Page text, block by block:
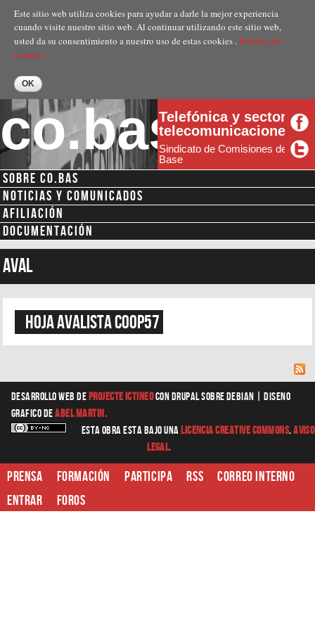
contenido
principal
Este sitio web utiliza cookies para ayudar a darle la mejor experiencia
cuando visite nuestro sitio web. Al continuar utilizando este sitio web,
usted da su consentimiento a nuestro uso de estas cookies .Politica de
cookies.
co.basTelefónica y sector
telecomunicaciones
Sindicato de Comisiones de
Base
Menú secundario
SOBRE CO.BAS
NOTICIAS Y COMUNICADOS
AFILIACIÓN
DOCUMENTACIÓN
aval
Hoja Avalista coop57
Desarrollo web deProjecte Ictineocon Drupal sobre Debian |diseno
graficodeAbel Martin.
Esta obra esta bajo unaLicencia Creative Commons.Aviso
Legal.
Prensa Formación Participa RSS
Correo interno
Entrar
Foros